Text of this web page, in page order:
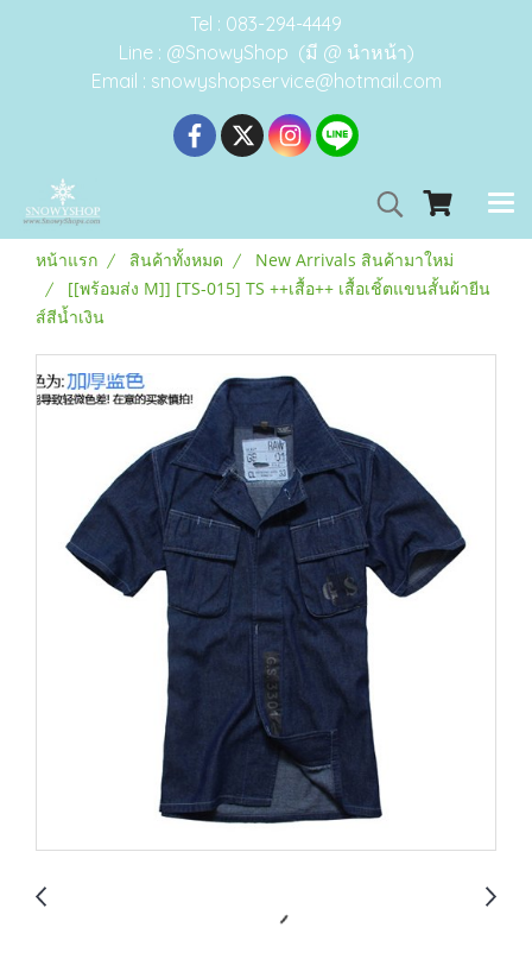
Tel : 083-294-4449
Line : @SnowyShop (มี @ นำหน้า)
Email : snowyshopservice@hotmail.com
หน้าแรก สินค้าทั้งหมด
New Arrivals สินค้ามาใหม่
[[พร้อมส่ง M]] [TS-015] TS ++เสื้อ++ เสื้อเชิ้ตแขนสั้นผ้ายีน
ส์สีน้ำเงิน